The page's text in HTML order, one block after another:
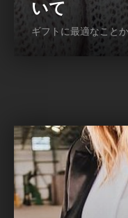
いて
ギフトに最適なこと